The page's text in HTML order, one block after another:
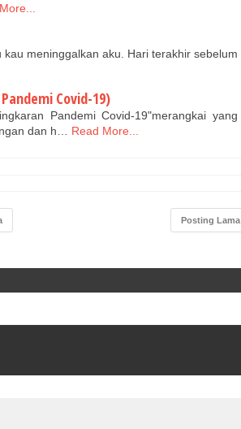
meninggalkan aku. Hari terakhir sebelum
Pandemi Covid-19)
Pandemi Covid-19"merangkai yang
dan h…
Read More...
Posting Lama